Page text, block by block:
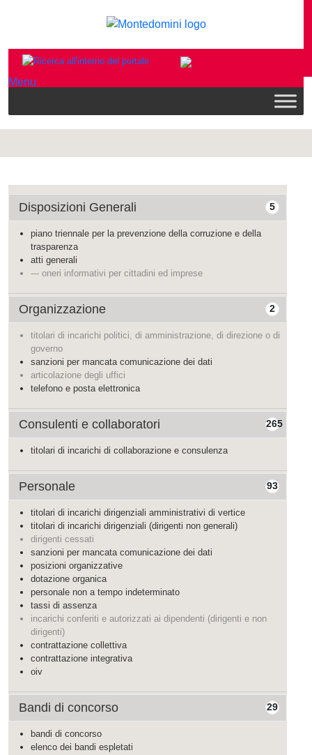
Menu
5
Disposizioni Generali
piano triennale per la prevenzione della corruzione e della
trasparenza
atti generali
--- oneri informativi per cittadini ed imprese
2
Organizzazione
titolari di incarichi politici, di amministrazione, di direzione o di
governo
sanzioni per mancata comunicazione dei dati
articolazione degli uffici
telefono e posta elettronica
265
Consulenti e collaboratori
titolari di incarichi di collaborazione e consulenza
93
Personale
titolari di incarichi dirigenziali amministrativi di vertice
titolari di incarichi dirigenziali (dirigenti non generali)
dirigenti cessati
sanzioni per mancata comunicazione dei dati
posizioni organizzative
dotazione organica
personale non a tempo indeterminato
tassi di assenza
incarichi conferiti e autorizzati ai dipendenti (dirigenti e non
dirigenti)
contrattazione collettiva
contrattazione integrativa
oiv
29
Bandi di concorso
bandi di concorso
elenco dei bandi espletati